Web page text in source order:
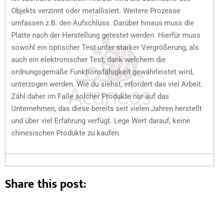
Objekts verzinnt oder metallisiert. Weitere Prozesse
umfassen z.B. den Aufschluss. Darüber hinaus muss die
Platte nach der Herstellung getestet werden. Hierfür muss
sowohl ein optischer Test unter starker Vergrößerung, als
auch ein elektronischer Test, dank welchem die
ordnungsgemäße Funktionsfähigkeit gewährleistet wird,
unterzogen werden. Wie du siehst, erfordert das viel Arbeit.
Zähl daher im Falle solcher Produkte nur auf das
Unternehmen, das diese bereits seit vielen Jahren herstellt
und über viel Erfahrung verfügt. Lege Wert darauf, keine
chinesischen Produkte zu kaufen.
Share this post: